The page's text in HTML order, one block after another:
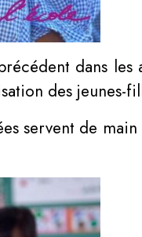
dans
des jeunes-
servent de